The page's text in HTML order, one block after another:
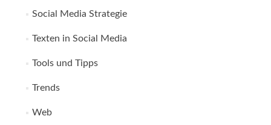
Social Media Strategie
Texten in Social Media
Tools und Tipps
Trends
Web